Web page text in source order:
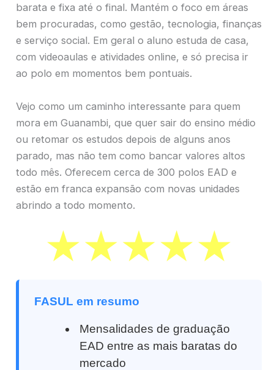
barata e fixa até o final. Mantém o foco em áreas
bem procuradas, como gestão, tecnologia, finanças
e serviço social. Em geral o aluno estuda de casa,
com videoaulas e atividades online, e só precisa ir
ao polo em momentos bem pontuais.
Vejo como um caminho interessante para quem
mora em Guanambi, que quer sair do ensino médio
ou retomar os estudos depois de alguns anos
parado, mas não tem como bancar valores altos
todo mês. Oferecem cerca de 300 polos EAD e
estão em franca expansão com novas unidades
abrindo a todo momento.
FASUL em resumo
Mensalidades de graduação
EAD entre as mais baratas do
mercado